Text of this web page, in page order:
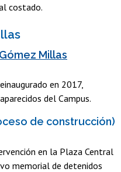
costado.
Millas
en 2017,
del Campus.
de construcción)
en la Plaza Central
memorial de detenidos